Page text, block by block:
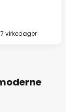
virkedager